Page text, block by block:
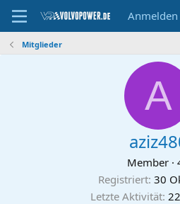
Anmelden
Mitglieder
A
Member ·
Registriert 30
Letzte Aktivität